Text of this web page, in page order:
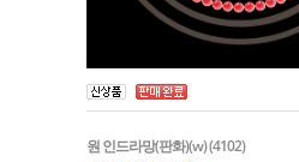
원 인드라망(판화)(w) (4102)